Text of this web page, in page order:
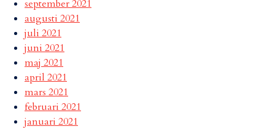
september 2021
augusti 2021
juli 2021
juni 2021
maj 2021
april 2021
mars 2021
februari 2021
januari 2021